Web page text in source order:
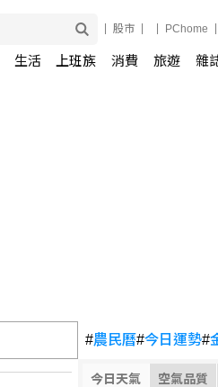
股市 PChome
生活 上班族 消費 旅遊 雜
#農民曆#今日運勢#
今日天氣 空氣品質